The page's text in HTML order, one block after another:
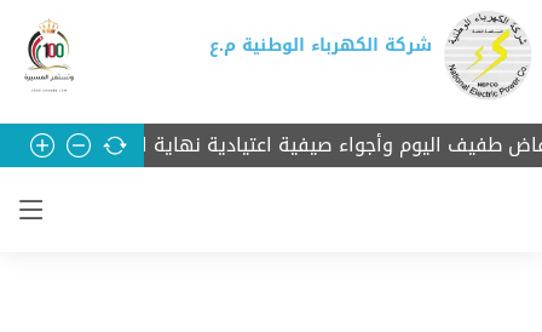
شركة الكهرباء الوطنية م.ع
طفيف اليوم وأجواء صيفية اعتيادية نهاية الأسبوع رئيس